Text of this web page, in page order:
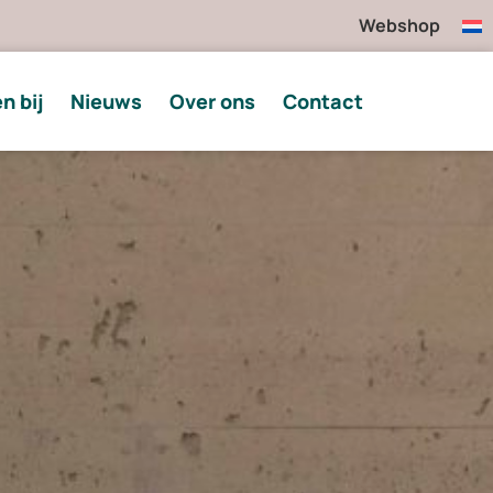
Webshop
bij Nieuws Over ons Contact